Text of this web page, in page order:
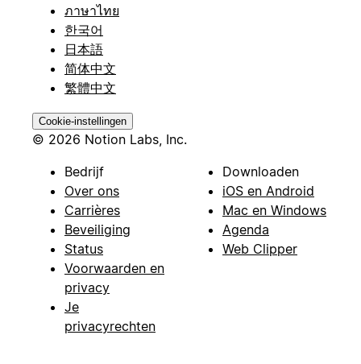
ภาษาไทย
한국어
日本語
简体中文
繁體中文
Cookie-instellingen
© 2026 Notion Labs, Inc.
Bedrijf
Over ons
Carrières
Beveiliging
Status
Voorwaarden en
privacy
Je
privacyrechten
Downloaden
iOS en Android
Mac en Windows
Agenda
Web Clipper